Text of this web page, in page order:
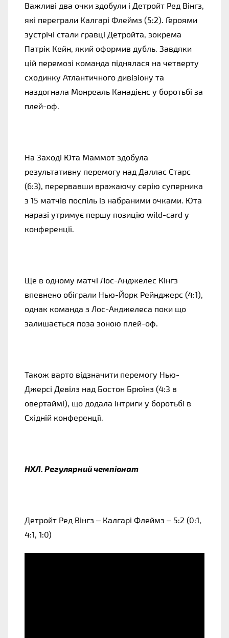
Важливі два очки здобули і Детройт Ред Вінгз,
які переграли Калгарі Флеймз (5:2). Героями
зустрічі стали гравці Детройта, зокрема
Патрік Кейн, який оформив дубль. Завдяки
цій перемозі команда піднялася на четверту
сходинку Атлантичного дивізіону та
наздогнала Монреаль Канадієнс у боротьбі за
плей-оф.
На Заході Юта Маммот здобула
результативну перемогу над Даллас Старс
(6:3), перервавши вражаючу серію суперника
з 15 матчів поспіль із набраними очками. Юта
наразі утримує першу позицію wild-card у
конференції.
Ще в одному матчі Лос-Анджелес Кінгз
впевнено обіграли Нью-Йорк Рейнджерс (4:1),
однак команда з Лос-Анджелеса поки що
залишається поза зоною плей-оф.
Також варто відзначити перемогу Нью-
Джерсі Девілз над Бостон Брюїнз (4:3 в
овертаймі), що додала інтриги у боротьбі в
Східній конференції.
НХЛ. Регулярний чемпіонат
Детройт Ред Вінгз – Калгарі Флеймз – 5:2 (0:1,
4:1, 1:0)